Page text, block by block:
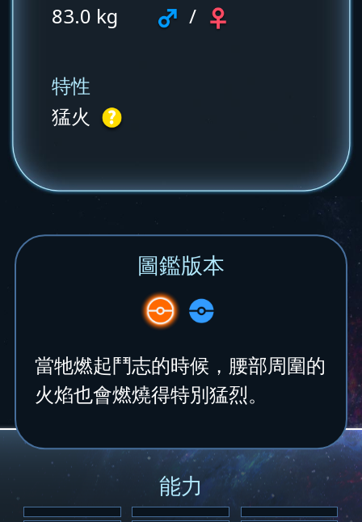
83.0 kg
/
特性
猛火
圖鑑版本
當牠燃起鬥志的時候，腰部周圍的
火焰也會燃燒得特別猛烈。
能力